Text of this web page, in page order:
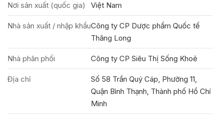
Nơi sản xuất (quốc gia) Việt Nam
Nhà sản xuất / nhập khẩuCông ty CP Dược phẩm Quốc tế
Thăng Long
Nhà phân phối Công ty CP Siêu Thị Sống Khoẻ
Địa chỉ
Số 58 Trần Quý Cáp, Phường 11,
Quận Bình Thạnh, Thành phố Hồ Chí
Minh